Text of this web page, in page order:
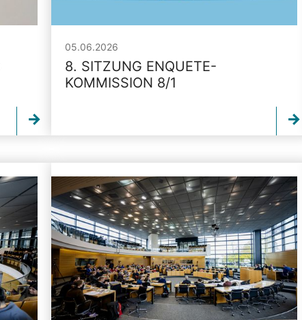
05.06.2026
8. SITZUNG ENQUETE-
KOMMISSION 8/1